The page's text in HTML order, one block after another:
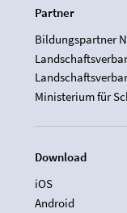
Partner
Bildungspartner
Ministerium für
Download
iOS
Android